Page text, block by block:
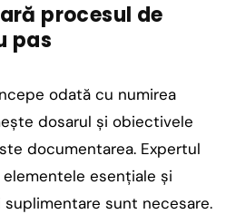
procesul de
pas
odată cu numirea
dosarul și obiectivele
documentarea. Expertul
esențiale și
sunt necesare.